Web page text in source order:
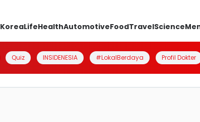
KoreaLifeHealthAutomotiveFoodTravelScience
Quiz INSIDENESIA #LokalBerdaya Profil Dokter